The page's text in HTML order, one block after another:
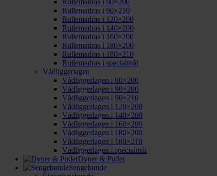
Rullemadras i 90×200
Rullemadras i 90×210
Rullemadras i 120×200
Rullemadras i 140×200
Rullemadras i 160×200
Rullemadras i 180×200
Rullemadras i 180×210
Rullemadras i specialmål
Vådliggerlagen
Vådliggerlagen i 80×200
Vådliggerlagen i 90×200
Vådliggerlagen i 90×210
Vådliggerlagen i 120×200
Vådliggerlagen i 140×200
Vådliggerlagen i 160×200
Vådliggerlagen i 180×200
Vådliggerlagen i 180×210
Vådliggerlagen i specialmål
Dyner & Puder
Sengebunde